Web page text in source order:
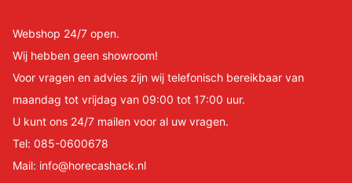
Webshop 24/7 open.
Wij hebben geen showroom!
Voor vragen en advies zijn wij telefonisch bereikbaar van
maandag tot vrijdag van 09:00 tot 17:00 uur.
U kunt ons 24/7 mailen voor al uw vragen.
Tel: 085-0600678
Mail: info@horecashack.nl